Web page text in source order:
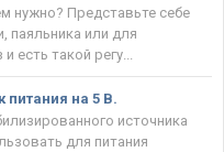
нужно? Представьте себе
паяльника или для
есть такой регу...
питания на 5 В.
источника
для питания